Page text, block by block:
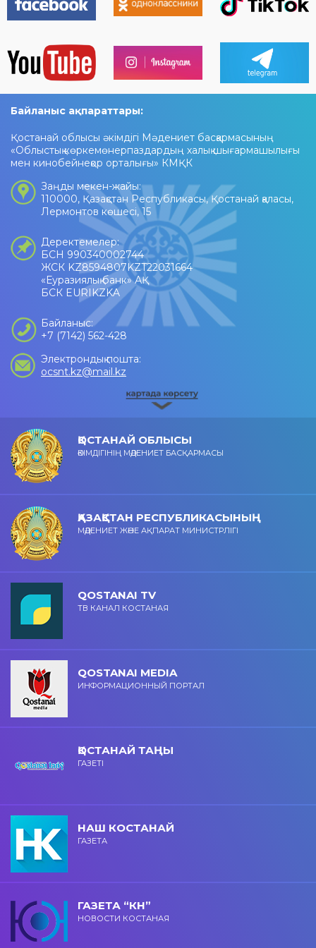
Байланыс ақпараттары:
Қостанай облысы әкімдігі Мәдениет басқармасының
«Облыстық көркемөнерпаздардың халық шығармашылығы
мен кинобейнеқор орталығы» КМҚК
Заңды мекен-жайы:
110000, Қазақстан Республикасы, Қостанай қаласы,
Лермонтов көшесі, 15
Деректемелер:
БСН 990340002744
ЖСК KZ8594807KZT22031664
«Еуразиялық банк» АҚ
БСК EURIKZKA
Байланыс:
+7 (7142) 562-428
Электрондық пошта:
ocsnt.kz@mail.kz
ҚОСТАНАЙ ОБЛЫСЫ
ӘКІМДІГІНІҢ МӘДЕНИЕТ БАСҚАРМАСЫ
ҚАЗАҚСТАН РЕСПУБЛИКАСЫНЫҢ
МӘДЕНИЕТ ЖӘНЕ АҚПАРАТ МИНИСТРЛІГІ
QOSTANAI TV
ТВ КАНАЛ КОСТАНАЯ
QOSTANAI MEDIA
ИНФОРМАЦИОННЫЙ ПОРТАЛ
ҚОСТАНАЙ ТАҢЫ
ГАЗЕТІ
НАШ КОСТАНАЙ
ГАЗЕТА
ГАЗЕТА “КН”
НОВОСТИ КОСТАНАЯ